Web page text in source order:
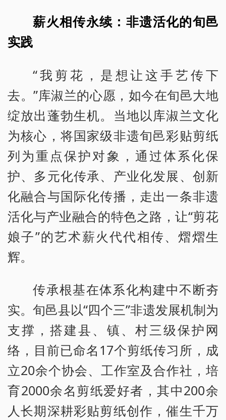
薪火相传永续：非遗活化的旬邑
实践
“我剪花，是想让这手艺传下
去。”库淑兰的心愿，如今在旬邑大地
绽放出蓬勃生机。当地以库淑兰文化
为核心，将国家级非遗旬邑彩贴剪纸
列为重点保护对象，通过体系化保
护、多元化传承、产业化发展、创新
化融合与国际化传播，走出一条非遗
活化与产业融合的特色之路，让“剪花
娘子”的艺术薪火代代相传、熠熠生
辉。
传承根基在体系化构建中不断夯
实。旬邑县以“四个三”非遗发展机制为
支撑，搭建县、镇、村三级保护网
络，目前已命名17个剪纸传习所，成
立20余个协会、工作室及合作社，培
育2000余名剪纸爱好者，其中200余
人长期深耕彩贴剪纸创作，催生千万